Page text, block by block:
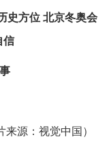
史方位 北京冬奥会
信
源：视觉中国）